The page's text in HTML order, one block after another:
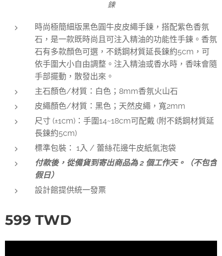
鍊
時尚極簡細版黑色圓牛皮皮繩手鍊，搭配紫色香氛
石，是一款既時尚且可注入精油的功能性手鍊。香氛
石有多款顏色可選，不銹鋼材質延長鍊約5cm，可
依手圍大小自由調整。注入精油或香水時，香味會隨
手部擺動，散發出來。
主石顏色/材質：白色；8mm香氛火山石
皮繩顏色/材質：黑色；天然皮繩，寬2mm
尺寸 (±1cm)：手圍14~18cm可配戴 (附不銹鋼材質延
長鍊約5cm)
標準包裝： 1入 / 蕾絲花邊牛皮紙氣泡袋
付款後，從備貨到寄出商品為 2 個工作天。（不包含
假日）
設計館提供統一發票
599 TWD